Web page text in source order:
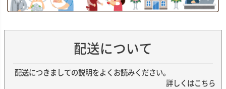
配送について
配送につきましての説明をよくお読みください。
詳しくはこちら